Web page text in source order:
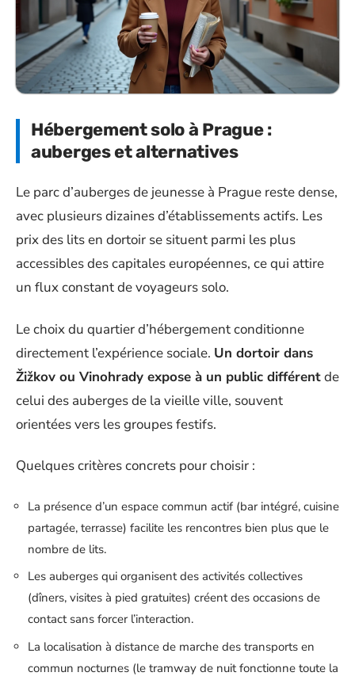
Hébergement solo à Prague :
auberges et alternatives
Le parc d’auberges de jeunesse à Prague reste dense,
avec plusieurs dizaines d’établissements actifs. Les
prix des lits en dortoir se situent parmi les plus
accessibles des capitales européennes, ce qui attire
un flux constant de voyageurs solo.
Le choix du quartier d’hébergement conditionne
directement l’expérience sociale. Un dortoir dans
Žižkov ou Vinohrady expose à un public différentde
celui des auberges de la vieille ville, souvent
orientées vers les groupes festifs.
Quelques critères concrets pour choisir :
La présence d’un espace commun actif (bar intégré, cuisine
partagée, terrasse) facilite les rencontres bien plus que le
nombre de lits.
Les auberges qui organisent des activités collectives
(dîners, visites à pied gratuites) créent des occasions de
contact sans forcer l’interaction.
La localisation à distance de marche des transports en
commun nocturnes (le tramway de nuit fonctionne toute la